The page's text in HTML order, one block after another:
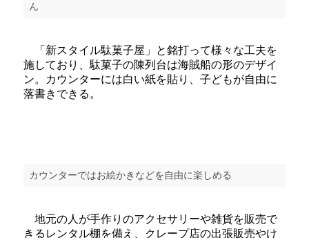
ん
「新スタイル駄菓子屋」と銘打って様々な工夫を
施しており、駄菓子の陳列台は海賊船の形のデザイ
ン。カウンターには白い紙を貼り、子どもが自由に
落書きできる。
カウンターではお絵かきなどを自由に楽しめる
地元の人が手作りのアクセサリーや雑貨を販売で
きるレンタル棚を備え、クレープ店の出張販売やけ